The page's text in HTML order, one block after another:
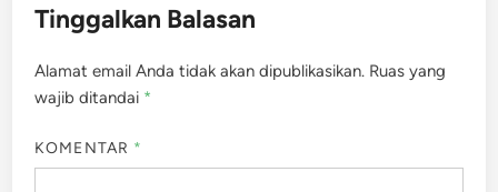
Tinggalkan Balasan
Alamat email Anda tidak akan dipublikasikan. Ruas yang
wajib ditandai *
KOMENTAR *